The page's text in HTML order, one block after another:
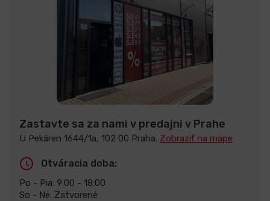
Zastavte sa za nami v predajni v Prahe
U Pekáren 1644/1a, 102 00 Praha. Zobraziť na mape
Otváracia doba:
Po - Pia: 9:00 - 18:00
So - Ne: Zatvorené